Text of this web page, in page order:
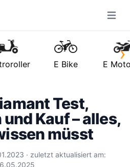
Open
›
E Bike E
Test,
Kauf – alles,
müsst
· zuletzt aktualisiert am: